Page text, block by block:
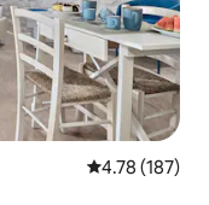
レビュー187
4.78 (187)